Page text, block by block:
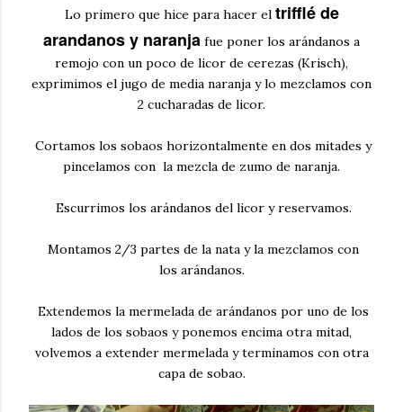
Lo primero que hice para hacer el trifflé de
arandanos y naranja fue poner los arándanos a
remojo con un poco de licor de cerezas (Krisch),
exprimimos el jugo de media naranja y lo mezclamos con
2 cucharadas de licor.
Cortamos los sobaos horizontalmente en dos mitades y
pincelamos con la mezcla de zumo de naranja.
Escurrimos los arándanos del licor y reservamos.
Montamos 2/3 partes de la nata y la mezclamos con
los arándanos.
Extendemos la mermelada de arándanos por uno de los
lados de los sobaos y ponemos encima otra mitad,
volvemos a extender mermelada y terminamos con otra
capa de sobao.